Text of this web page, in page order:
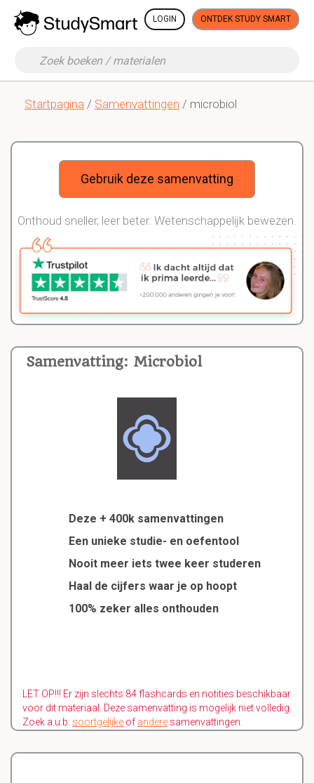
LOGIN ONTDEK STUDY SMART
Startpagina / Samenvattingen / microbiol
Samenvatting: Microbiol
Deze + 400k samenvattingen
Een unieke studie- en oefentool
Nooit meer iets twee keer studeren
Haal de cijfers waar je op hoopt
100% zeker alles onthouden
LET OP!!! Er zijn slechts 84 flashcards en notities beschikbaar
voor dit materiaal. Deze samenvatting is mogelijk niet volledig.
Zoek a.u.b. soortgelijke of andere samenvattingen.
Gebruik deze samenvatting
Onthoud sneller, leer beter. Wetenschappelijk bewezen.